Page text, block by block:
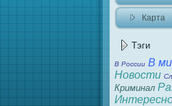
Карта
Тэги
В России В
Новости
Криминaл